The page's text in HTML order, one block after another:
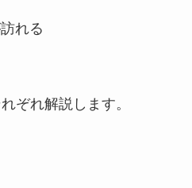
れる
ぞれ解説します。